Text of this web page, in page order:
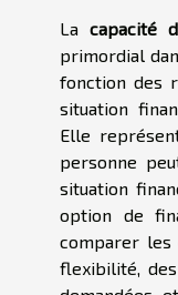
Lacapacité
primordial
fonction des
situation
Elle
personne
situation
option de
comparer
flexibilité,